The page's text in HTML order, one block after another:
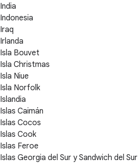
India
Indonesia
Iraq
Irlanda
Isla Bouvet
Isla Christmas
Isla Niue
Isla Norfolk
Islandia
Islas Caimán
Islas Cocos
Islas Cook
Islas Feroe
Islas Georgia del Sur y Sandwich del Sur